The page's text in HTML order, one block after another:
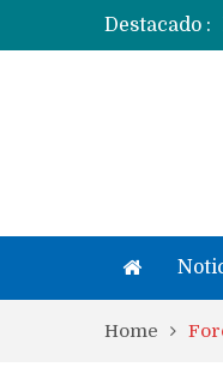
Destacado :
Home